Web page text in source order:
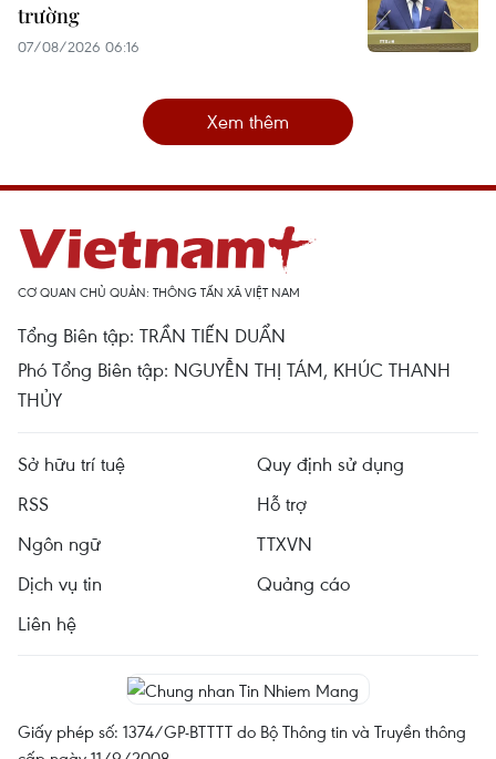
trường
07/08/2026 06:16
Xem thêm
CƠ QUAN CHỦ QUẢN: THÔNG TẤN XÃ VIỆT NAM
Tổng Biên tập: TRẦN TIẾN DUẨN
Phó Tổng Biên tập: NGUYỄN THỊ TÁM, KHÚC THANH
THỦY
Sở hữu trí tuệ
Quy định sử dụng
RSS
Hỗ trợ
Ngôn ngữ
TTXVN
Dịch vụ tin
Quảng cáo
Liên hệ
Giấy phép số: 1374/GP-BTTTT do Bộ Thông tin và Truyền thông